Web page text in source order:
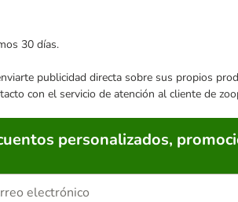
30 días.
publicidad directa sobre sus propios
con el servicio de atención al cliente de
personalizados,